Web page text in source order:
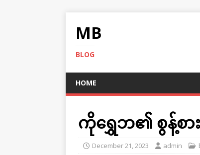
MB
BLOG
HOME
ကိုရွှေဘ၏ စွန့်စားခ
December 21, 2023 admin